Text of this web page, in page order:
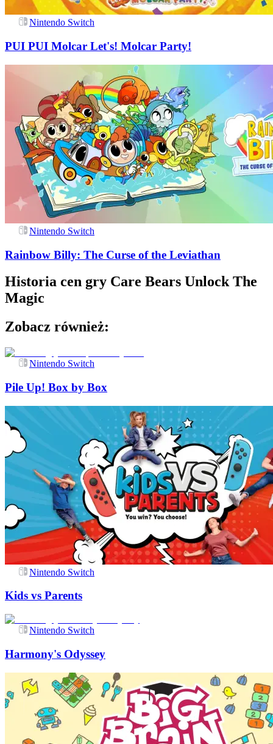
Nintendo Switch
PUI PUI Molcar Let's! Molcar Party!
Nintendo Switch
Rainbow Billy: The Curse of the Leviathan
Historia cen gry Care Bears Unlock The
Magic
Zobacz również:
Nintendo Switch
Pile Up! Box by Box
Nintendo Switch
Kids vs Parents
Nintendo Switch
Harmony's Odyssey